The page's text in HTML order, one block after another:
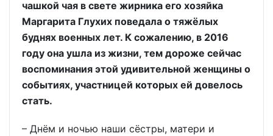
чашкой чая в свете жирника его хозяйка
Маргарита Глухих поведала о тяжёлых
буднях военных лет. К сожалению, в 2016
году она ушла из жизни, тем дороже сейчас
воспоминания этой удивительной женщины о
событиях, участницей которых ей довелось
стать.
– Днём и ночью наши сёстры, матери и